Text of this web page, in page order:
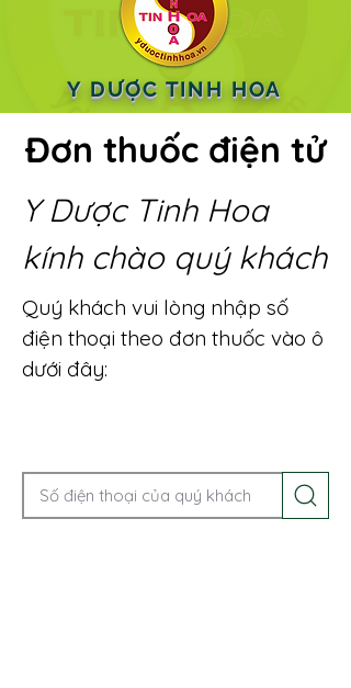
Y DƯỢC TINH HOA
Đơn thuốc điện tử
Y Dược Tinh Hoa
kính chào quý khách
Quý khách vui lòng nhập số
điện thoại theo đơn thuốc vào ô
dưới đây: